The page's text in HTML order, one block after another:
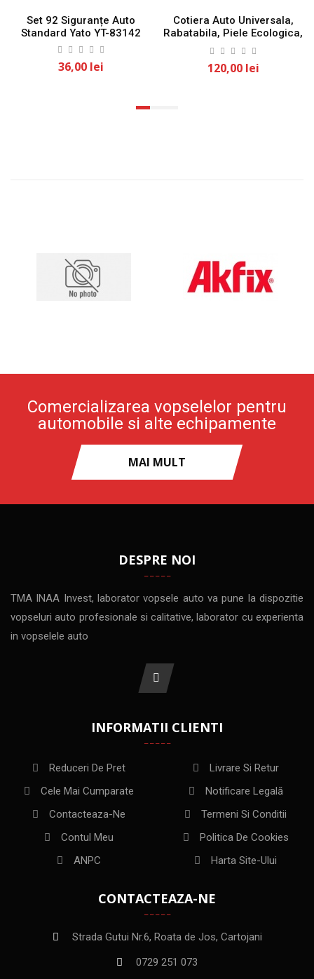
Set 92 Siguranțe Auto
Standard Yato YT-83142
36,00 lei
Cotiera Auto Universala,
Rabatabila, Piele Ecologica,
Negru Cu Cusatura Rosie
120,00 lei
Comercializarea vopselelor pentru
automobile si alte echipamente
MAI MULT
DESPRE NOI
TMA INAA Invest, laborator vopsele auto va pune la dispozitie
vopseluri auto profesionale si calitative, laborator cu experienta
in vopselele auto
INFORMATII CLIENTI
Reduceri De Pret
Cele Mai Cumparate
Contacteaza-Ne
Contul Meu
ANPC
Livrare Si Retur
Notificare Legală
Termeni Si Conditii
Politica De Cookies
Harta Site-Ului
CONTACTEAZA-NE
Strada Gutui Nr.6, Roata de Jos, Cartojani
0729 251 073